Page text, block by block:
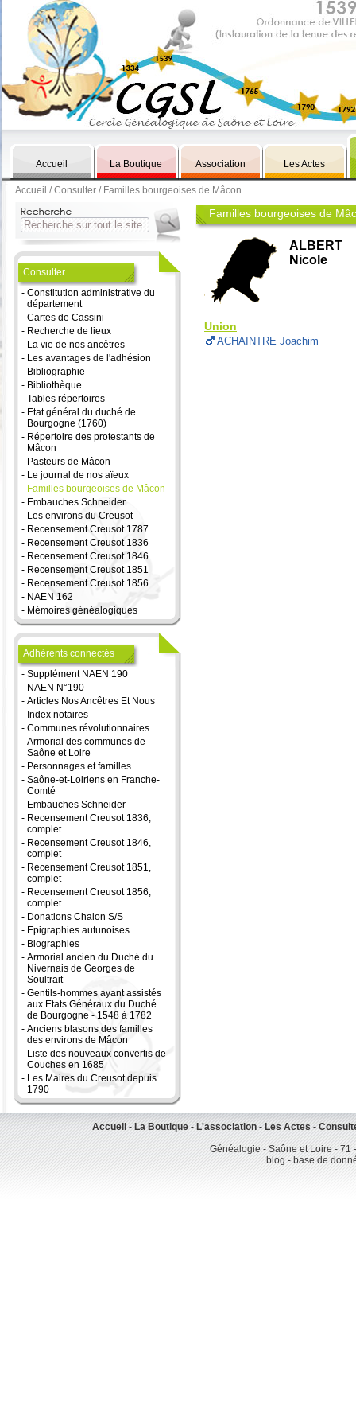
Accueil La Boutique Association Les Actes
Accueil /Consulter / Familles bourgeoises de Mâcon
Consulter
- Constitution administrative du
département
- Cartes de Cassini
- Recherche de lieux
- La vie de nos ancêtres
- Les avantages de l'adhésion
- Bibliographie
- Bibliothèque
- Tables répertoires
- Etat général du duché de
Bourgogne (1760)
- Répertoire des protestants de
Mâcon
- Pasteurs de Mâcon
- Le journal de nos aïeux
- Familles bourgeoises de Mâcon
- Embauches Schneider
- Les environs du Creusot
- Recensement Creusot 1787
- Recensement Creusot 1836
- Recensement Creusot 1846
- Recensement Creusot 1851
- Recensement Creusot 1856
- NAEN 162
- Mémoires généalogiques
Adhérents connectés
- Supplément NAEN 190
- NAEN N°190
- Articles Nos Ancêtres Et Nous
- Index notaires
- Communes révolutionnaires
- Armorial des communes de
Saône et Loire
- Personnages et familles
- Saône-et-Loiriens en Franche-
Comté
- Embauches Schneider
- Recensement Creusot 1836,
complet
- Recensement Creusot 1846,
complet
- Recensement Creusot 1851,
complet
- Recensement Creusot 1856,
complet
- Donations Chalon S/S
- Epigraphies autunoises
- Biographies
- Armorial ancien du Duché du
Nivernais de Georges de
Soultrait
- Gentils-hommes ayant assistés
aux Etats Généraux du Duché
de Bourgogne - 1548 à 1782
- Anciens blasons des familles
des environs de Mâcon
- Liste des nouveaux convertis de
Couches en 1685
- Les Maires du Creusot depuis
1790
Familles bourgeoises de
ALBERT
Nicole
Union
ACHAINTRE Joachim
Accueil - La Boutique - L'association - Les Actes -
Généalogie - Saône et Loire -
blog - base de